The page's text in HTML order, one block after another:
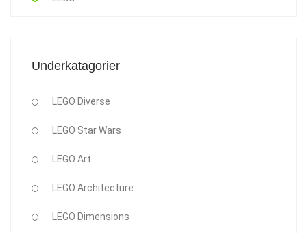
Underkatagorier
LEGO Diverse
LEGO Star Wars
LEGO Art
LEGO Architecture
LEGO Dimensions